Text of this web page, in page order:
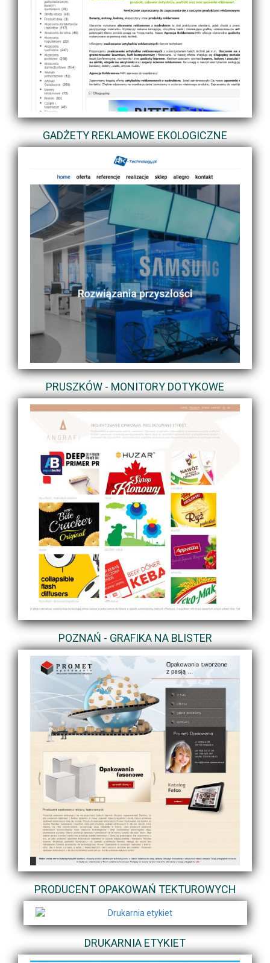
GADŻETY REKLAMOWE EKOLOGICZNE
PRUSZKÓW - MONITORY DOTYKOWE
POZNAŃ - GRAFIKA NA BLISTER
PRODUCENT OPAKOWAŃ TEKTUROWYCH
DRUKARNIA ETYKIET